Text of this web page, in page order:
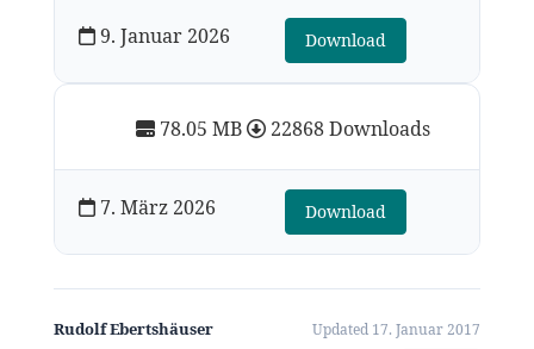
78.05 MB 22868 Downloads
7. März 2026 Download
9. Januar 2026 Download
Rudolf Ebertshäuser Updated 17. Januar 2017